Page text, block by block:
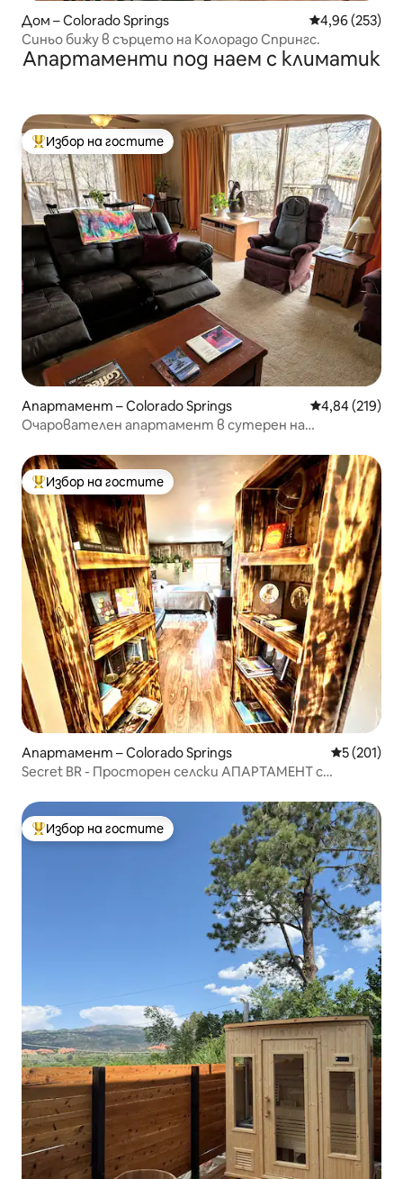
Дом – Colorado Springs Средна
4,96 (253)
Синьо бижу в сърцето на Колорадо Спрингс.
Апартаменти под наем с климатик
Най-популярен избор на гостите
Избор на гостите
Апартамент – Colorado Springs Средна
4,84 (219)
Очарователен апартамент в сутерен на
Най-популярен избор на гостите
Избор на гостите
Апартамент – Colorado Springs Средна
5 (201)
Secret BR - Просторен селски АПАРТАМЕНТ с
Най-популярен избор на гостите
Избор на гостите